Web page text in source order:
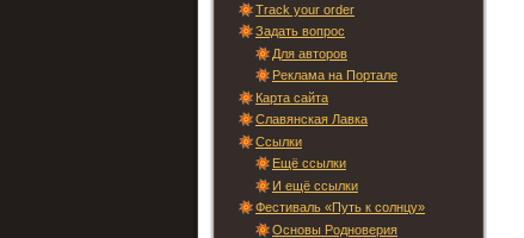
Track your order
Задать вопрос
Для авторов
Реклама на Портале
Карта сайта
Славянская Лавка
Ссылки
Ещё ссылки
И ещё ссылки
Фестиваль «Путь к солнцу»
Основы Родноверия